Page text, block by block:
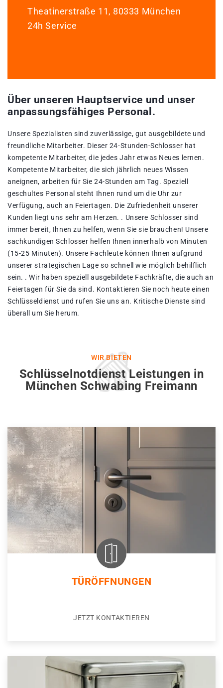
Theatinerstraße 11, 80333 München
24h Service
Über unseren Hauptservice und unser
anpassungsfähiges Personal.
Unsere Spezialisten sind zuverlässige, gut ausgebildete und
freundliche Mitarbeiter. Dieser 24-Stunden-Schlosser hat
kompetente Mitarbeiter, die jedes Jahr etwas Neues lernen.
Kompetente Mitarbeiter, die sich jährlich neues Wissen
aneignen, arbeiten für Sie 24-Stunden am Tag. Speziell
geschultes Personal steht Ihnen rund um die Uhr zur
Verfügung, auch an Feiertagen. Die Zufriedenheit unserer
Kunden liegt uns sehr am Herzen. . Unsere Schlosser sind
immer bereit, Ihnen zu helfen, wenn Sie sie brauchen! Unsere
sachkundigen Schlosser helfen Ihnen innerhalb von Minuten
(15-25 Minuten). Unsere Fachleute können Ihnen aufgrund
unserer strategischen Lage so schnell wie möglich behilflich
sein. . Wir haben speziell ausgebildete Fachkräfte, die auch an
Feiertagen für Sie da sind. Kontaktieren Sie noch heute einen
Schlüsseldienst und rufen Sie uns an. Kritische Dienste sind
überall um Sie herum.
WIR BIETEN
Schlüsselnotdienst Leistungen in
München Schwabing Freimann
TÜRÖFFNUNGEN
JETZT KONTAKTIEREN